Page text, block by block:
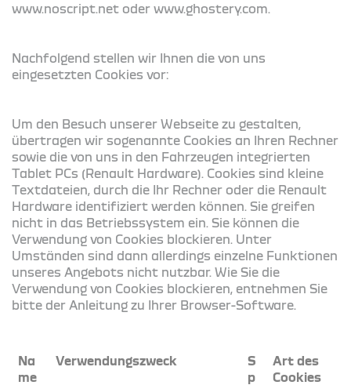
www.noscript.net oder www.ghostery.com.
Nachfolgend stellen wir Ihnen die von uns
eingesetzten Cookies vor:
Um den Besuch unserer Webseite zu gestalten,
übertragen wir sogenannte Cookies an Ihren Rechner
sowie die von uns in den Fahrzeugen integrierten
Tablet PCs (Renault Hardware). Cookies sind kleine
Textdateien, durch die Ihr Rechner oder die Renault
Hardware identifiziert werden können. Sie greifen
nicht in das Betriebssystem ein. Sie können die
Verwendung von Cookies blockieren. Unter
Umständen sind dann allerdings einzelne Funktionen
unseres Angebots nicht nutzbar. Wie Sie die
Verwendung von Cookies blockieren, entnehmen Sie
bitte der Anleitung zu Ihrer Browser-Software.
Na
me
Verwendungszweck
S
p
Art des
Cookies